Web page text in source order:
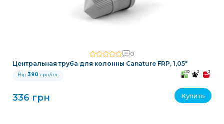
0
Центральная труба для колонны Canature FRP, 1,05″
Від 390 грн/пл. 10 3 3
336 грн Купить